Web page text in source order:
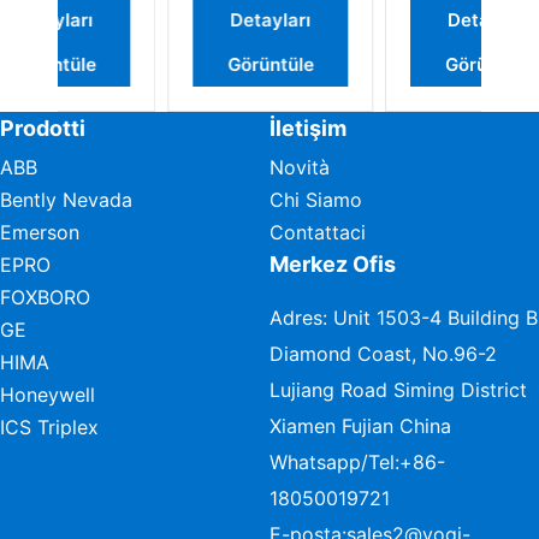
Prodotti
ABB
Bently Nevada
Emerson
EPRO
FOXBORO
GE
HIMA
Honeywell
ICS Triplex
İletişim
Novità
Chi Siamo
Contattaci
Merkez Ofis
Adres: Unit 1503-4 Building B
Diamond Coast, No.96-2
Lujiang Road Siming District
Xiamen Fujian China
Whatsapp/Tel:+86-
18050019721